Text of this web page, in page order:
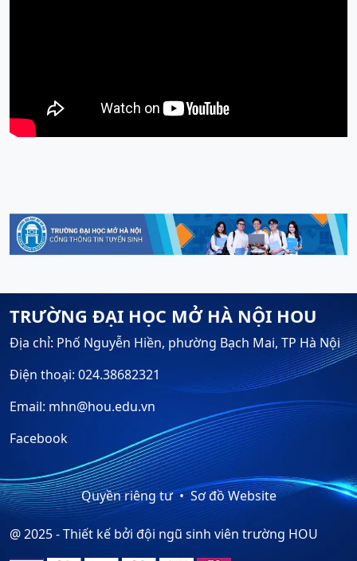
TRƯỜNG ĐẠI HỌC MỞ HÀ NỘI HOU
Địa chỉ: Phố Nguyễn Hiền, phường Bạch Mai, TP Hà Nội
Điện thoại: 024.38682321
Email: mhn@hou.edu.vn
Facebook
Quyền riêng tư Sơ đồ Website
@ 2025 - Thiết kế bởi đội ngũ sinh viên trường HOU